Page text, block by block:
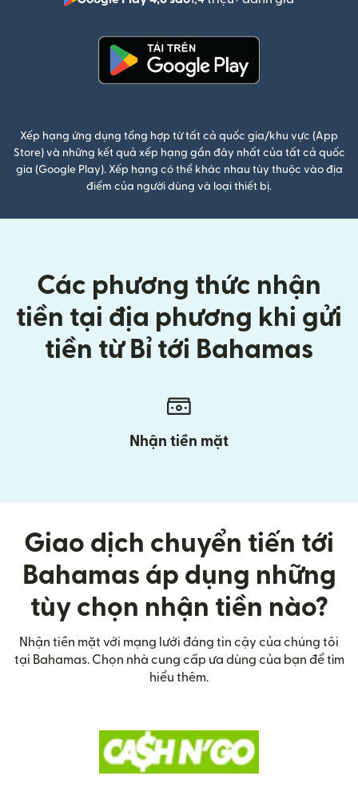
Xếp hạng ứng dụng tổng hợp từ tất cả quốc gia/khu vực (App
Store) và những kết quả xếp hạng gần đây nhất của tất cả quốc
gia (Google Play). Xếp hạng có thể khác nhau tùy thuộc vào địa
điểm của người dùng và loại thiết bị.
Các phương thức nhận
tiền tại địa phương khi gửi
tiền từ Bỉ tới Bahamas
Nhận tiền mặt
Giao dịch chuyển tiến tới
Bahamas áp dụng những
tùy chọn nhận tiền nào?
Nhận tiền mặt với mạng lưới đáng tin cậy của chúng tôi
tại Bahamas. Chọn nhà cung cấp ưa dùng của bạn để tìm
hiểu thêm.